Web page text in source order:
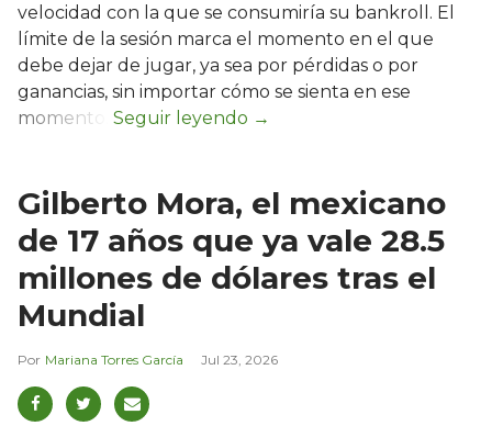
velocidad con la que se consumiría su bankroll. El
límite de la sesión marca el momento en el que
debe dejar de jugar, ya sea por pérdidas o por
ganancias, sin importar cómo se sienta en ese
momento.
Gilberto Mora, el mexicano
de 17 años que ya vale 28.5
millones de dólares tras el
Mundial
Mariana Torres García Jul 23, 2026